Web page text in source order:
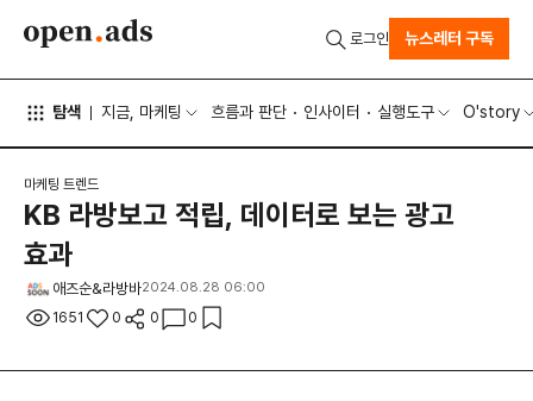
탐색 지금, 마케팅 흐름과 판단 인사이터 실행도구 O'story
로그인 뉴스레터 구독
마케팅 트렌드
KB 라방보고 적립, 데이터로 보는 광고
효과
애즈순&라방바2024.08.28 06:00
1651 0 0 0